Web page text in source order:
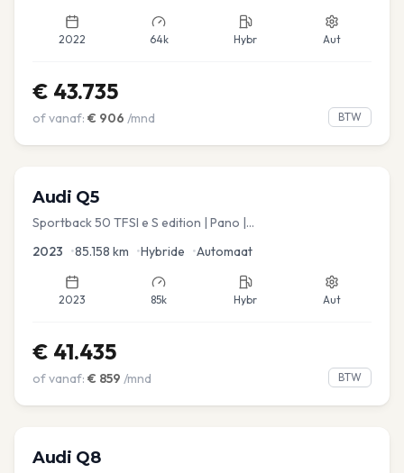
2022 64k Hybr Aut
€ 43.735
of vanaf: € 906 /mnd BTW
Audi Q5
Sportback 50 TFSI e S edition | Pano |
2023 •85.158 km •Hybride •Automaat
2023 85k Hybr Aut
€ 41.435
of vanaf: € 859 /mnd BTW
Audi Q8